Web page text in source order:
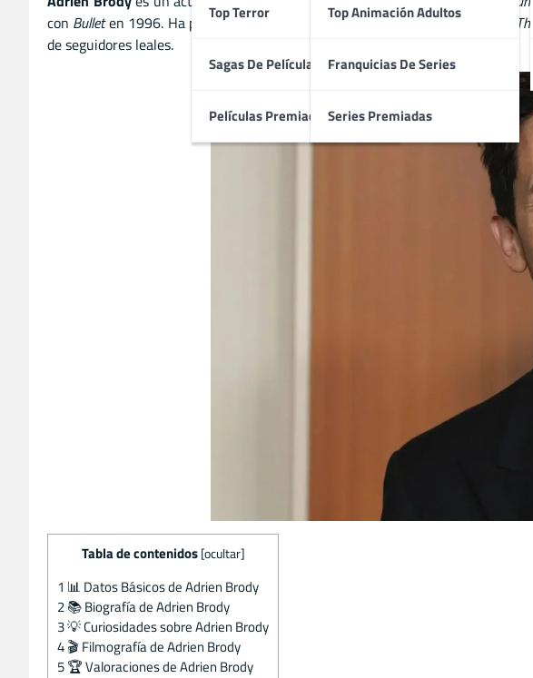
Top Terror
Sagas De Películas
Películas Premiadas
Top Animación Adultos
Franquicias De Series
Series Premiadas
con Bulleten 1996. Ha participado en películas comoThe Village,King Kong
de seguidores leales.
Tabla de contenidos [ocultar]
1 📊 Datos Básicos de Adrien Brody
2📚 Biografía de Adrien Brody
3💡 Curiosidades sobre Adrien Brody
4🎬 Filmografía de Adrien Brody
5🏆 Valoraciones de Adrien Brody